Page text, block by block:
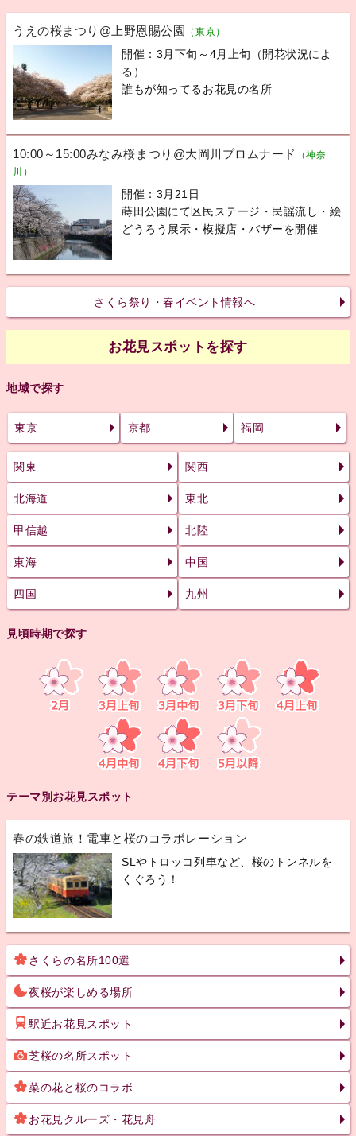
うえの桜まつり@上野恩賜公園 （東京）
開催：3月下旬～4月上旬（開花状況によ
る）
誰もが知ってるお花見の名所
10:00～15:00みなみ桜まつり@大岡川プロムナード
（神奈
川）
開催：3月21日
蒔田公園にて区民ステージ・民謡流し・絵
どうろう展示・模擬店・バザーを開催
さくら祭り・春イベント情報へ
お花見スポットを探す
地域で探す
東京 京都 福岡
関東 関西
北海道 東北
甲信越 北陸
東海 中国
四国 九州
見頃時期で探す
テーマ別お花見スポット
春の鉄道旅！電車と桜のコラボレーション
SLやトロッコ列車など、桜のトンネルを
くぐろう！
さくらの名所100選
夜桜が楽しめる場所
駅近お花見スポット
芝桜の名所スポット
菜の花と桜のコラボ
お花見クルーズ・花見舟